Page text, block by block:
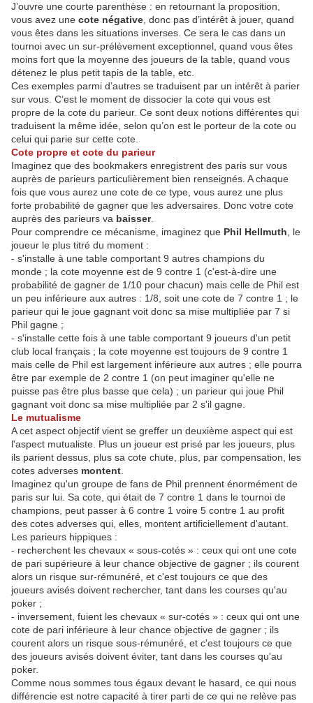
J’ouvre une courte parenthèse : en retournant la proposition,
vous avez une cote négative , donc pas d’intérêt à jouer, quand
vous êtes dans les situations inverses. Ce sera le cas dans un
tournoi avec un sur-prélèvement exceptionnel, quand vous êtes
moins fort que la moyenne des joueurs de la table, quand vous
détenez le plus petit tapis de la table, etc.
Ces exemples parmi d’autres se traduisent par un intérêt à parier
sur vous. C’est le moment de dissocier la cote qui vous est
propre de la cote du parieur. Ce sont deux notions différentes qui
traduisent la même idée, selon qu’on est le porteur de la cote ou
celui qui parie sur cette cote.
Cote propre et cote du parieur
Imaginez que des bookmakers enregistrent des paris sur vous
auprès de parieurs particulièrement bien renseignés. A chaque
fois que vous aurez une cote de ce type, vous aurez une plus
forte probabilité de gagner que les adversaires. Donc votre cote
auprès des parieurs va baisser.
Pour comprendre ce mécanisme, imaginez que Phil Hellmuth , le
joueur le plus titré du moment :
- s'installe à une table comportant 9 autres champions du
monde ; la cote moyenne est de 9 contre 1 (c'est-à-dire une
probabilité de gagner de 1/10 pour chacun) mais celle de Phil est
un peu inférieure aux autres : 1/8, soit une cote de 7 contre 1 ; le
parieur qui le joue gagnant voit donc sa mise multipliée par 7 si
Phil gagne ;
- s'installe cette fois à une table comportant 9 joueurs d'un petit
club local français ; la cote moyenne est toujours de 9 contre 1
mais celle de Phil est largement inférieure aux autres ; elle pourra
être par exemple de 2 contre 1 (on peut imaginer qu'elle ne
puisse pas être plus basse que cela) ; un parieur qui joue Phil
gagnant voit donc sa mise multipliée par 2 s'il gagne.
Le mutualisme
A cet aspect objectif vient se greffer un deuxième aspect qui est
l'aspect mutualiste. Plus un joueur est prisé par les joueurs, plus
ils parient dessus, plus sa cote chute, plus, par compensation, les
cotes adverses montent
Imaginez qu'un groupe de fans de Phil prennent énormément de
paris sur lui. Sa cote, qui était de 7 contre 1 dans le tournoi de
champions, peut passer à 6 contre 1 voire 5 contre 1 au profit
des cotes adverses qui, elles, montent artificiellement d'autant.
Les parieurs hippiques :
- recherchent les chevaux « sous-cotés » : ceux qui ont une cote
de pari supérieure à leur chance objective de gagner ; ils courent
alors un risque sur-rémunéré, et c'est toujours ce que des
joueurs avisés doivent rechercher, tant dans les courses qu'au
poker ;
- inversement, fuient les chevaux « sur-cotés » : ceux qui ont une
cote de pari inférieure à leur chance objective de gagner ; ils
courent alors un risque sous-rémunéré, et c'est toujours ce que
des joueurs avisés doivent éviter, tant dans les courses qu'au
poker.
Comme nous sommes tous égaux devant le hasard, ce qui nous
différencie est notre capacité à tirer parti de ce qui ne relève pas